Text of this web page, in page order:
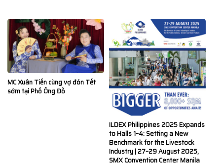
MC Xuân Tiến cùng vợ đón Tết
sớm tại Phố Ông Đồ
ILDEX Philippines 2025 Expands
to Halls 1–4: Setting a New
Benchmark for the Livestock
Industry | 27–29 August 2025,
SMX Convention Center Manila